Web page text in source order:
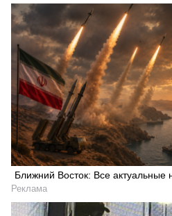
Ближний Восток: Все актуальные
Реклама